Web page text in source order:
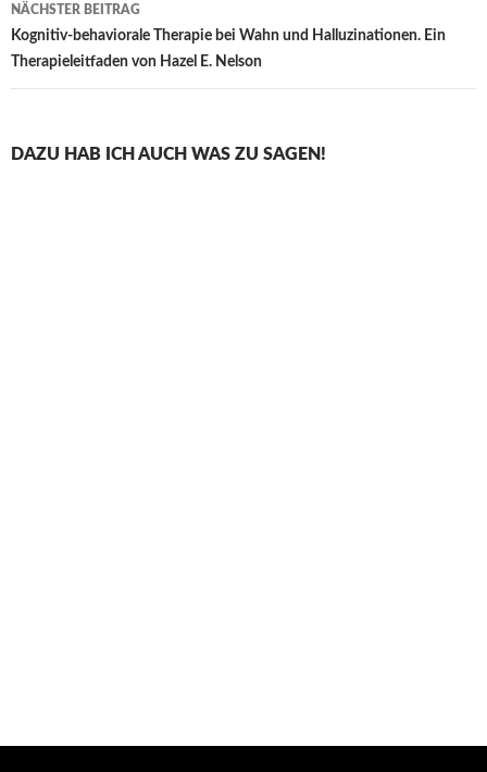
NÄCHSTER BEITRAG
Kognitiv-behaviorale Therapie bei Wahn und Halluzinationen. Ein
Therapieleitfaden von Hazel E. Nelson
DAZU HAB ICH AUCH WAS ZU SAGEN!